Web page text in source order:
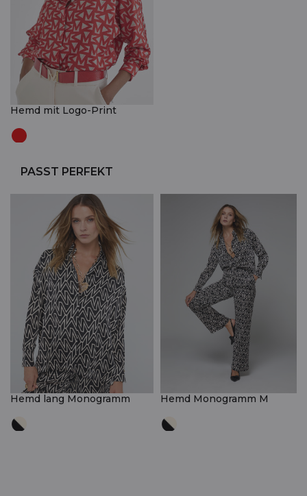
Hemd mit Logo-Print
PASST PERFEKT
Hemd lang Monogramm Hemd Monogramm M